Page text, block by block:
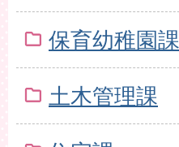
保育幼稚園課
土木管理課